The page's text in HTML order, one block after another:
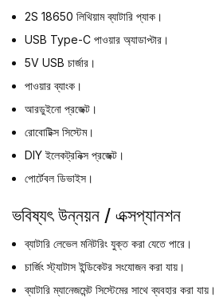
2S 18650 লিথিয়াম ব্যাটারি প্যাক।
USB Type-C পাওয়ার অ্যাডাপ্টার।
5V USB চার্জার।
পাওয়ার ব্যাংক।
আরডুইনো প্রজেক্ট।
রোবোটিক্স সিস্টেম।
DIY ইলেকট্রনিক্স প্রজেক্ট।
পোর্টেবল ডিভাইস।
ভবিষ্যৎ উন্নয়ন / এক্সপ্যানশন
ব্যাটারি লেভেল মনিটরিং যুক্ত করা যেতে পারে।
চার্জিং স্ট্যাটাস ইন্ডিকেটর সংযোজন করা যায়।
ব্যাটারি ম্যানেজমেন্ট সিস্টেমের সাথে ব্যবহার করা যায়।